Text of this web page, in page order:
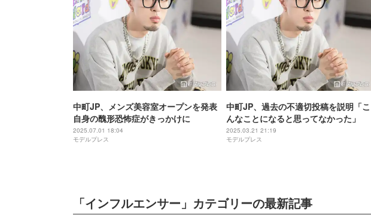
中町JP、メンズ美容室オープンを発表
自身の醜形恐怖症がきっかけに
2025.07.01 18:04
モデルプレス
中町JP、過去の不適切投稿を説明「こ
んなことになると思ってなかった」
2025.03.21 21:19
モデルプレス
「インフルエンサー」カテゴリーの最新記事